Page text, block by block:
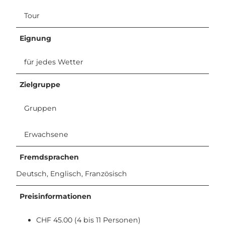
Tour
Eignung
für jedes Wetter
Zielgruppe
Gruppen
Erwachsene
Fremdsprachen
Deutsch, Englisch, Französisch
Preisinformationen
CHF 45.00 (4 bis 11 Personen)